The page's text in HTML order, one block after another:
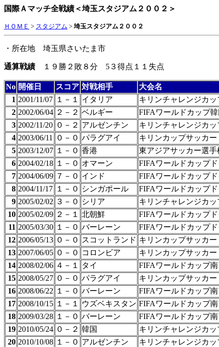
国際Ａマッチ全戦績＜埼玉スタジアム２００２＞
ＨＯＭＥ > スタジアム > 埼玉スタジアム２００２
・所在地 埼玉県さいたま市
通算戦績 １９勝２敗８分 5３得点１１失点
No 開催日 スコア 対戦相手
大会名
1 2001/11/07 １－１ イタリア
キリンチャレンジカ
2 2002/06/04 ２－２ ベルギー
FIFAワールドカップ
3 2002/11/20 ０－２ アルゼンチン
キリンチャレンジカ
4 2003/06/11 ０－０ パラグアイ
キリンカップサッカ
5 2003/12/07 １－０ 香港
東アジアサッカー選
6 2004/02/18 １－０ オマーン
FIFAワールドカップ
7 2004/06/09 ７－０ インド
FIFAワールドカップ
8 2004/11/17 １－０ シンガポール
FIFAワールドカップ
9 2005/02/02 ３－０ シリア
キリンチャレンジカ
10 2005/02/09 ２－１ 北朝鮮
FIFAワールドカップ
11 2005/03/30 １－０ バーレーン
FIFAワールドカップ
12 2006/05/13 ０－０ スコットランド キリンカップサッカ
13 2007/06/05 ０－０ コロンビア
キリンカップサッカ
14 2008/02/06 ４－１ タイ
FIFAワールドカップ
15 2008/05/27 ０－０ パラグアイ
キリンカップサッカ
16 2008/06/22 １－０ バーレーン
FIFAワールドカップ
17 2008/10/15 １－１ ウズベキスタン FIFAワールドカップ
18 2009/03/28 １－０ バーレーン
FIFAワールドカップ
19 2010/05/24 ０－２ 韓国
キリンチャレンジカ
20 2010/10/08 １－０ アルゼンチン
キリンチャレンジカ